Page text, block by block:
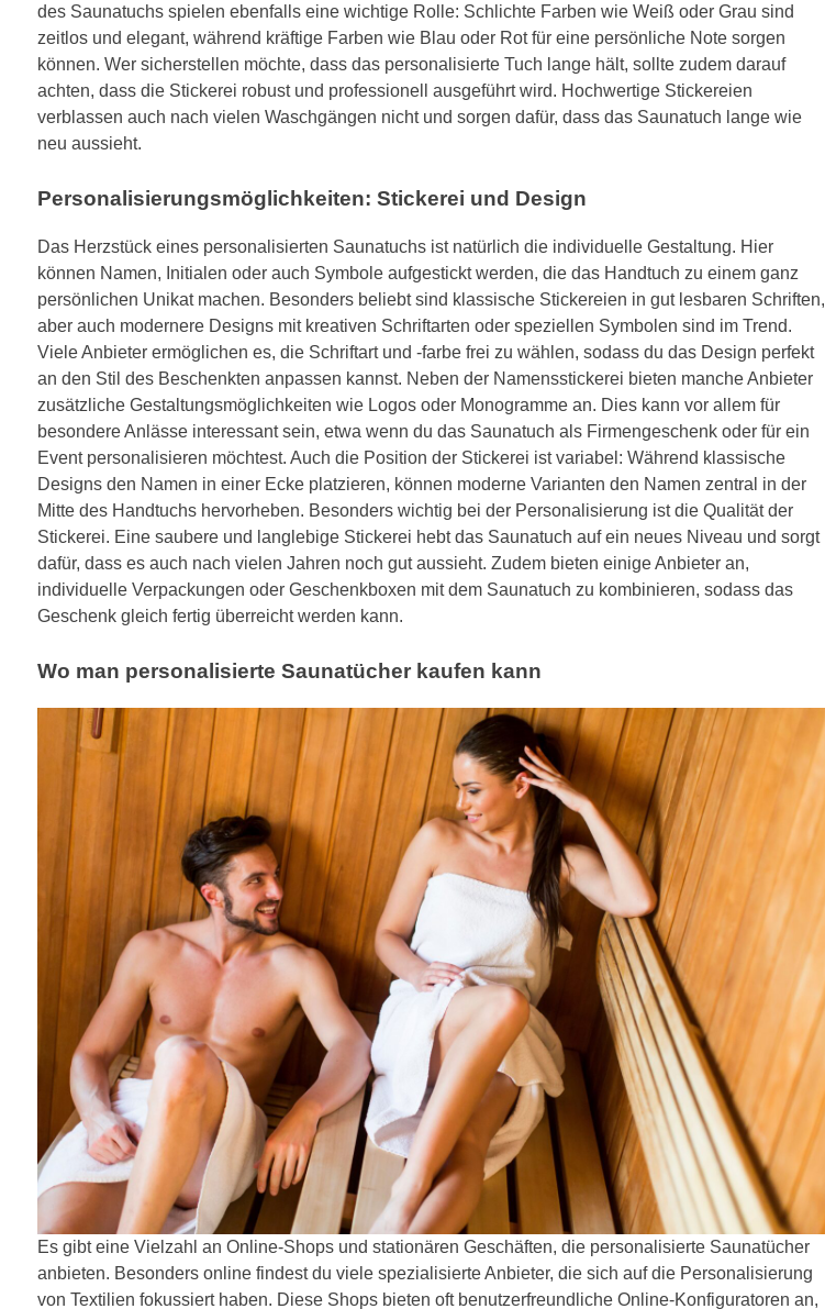
des Saunatuchs spielen ebenfalls eine wichtige Rolle: Schlichte Farben wie Weiß oder Grau sind
zeitlos und elegant, während kräftige Farben wie Blau oder Rot für eine persönliche Note sorgen
können. Wer sicherstellen möchte, dass das personalisierte Tuch lange hält, sollte zudem darauf
achten, dass die Stickerei robust und professionell ausgeführt wird. Hochwertige Stickereien
verblassen auch nach vielen Waschgängen nicht und sorgen dafür, dass das Saunatuch lange wie
neu aussieht.
Personalisierungsmöglichkeiten: Stickerei und Design
Das Herzstück eines personalisierten Saunatuchs ist natürlich die individuelle Gestaltung. Hier
können Namen, Initialen oder auch Symbole aufgestickt werden, die das Handtuch zu einem ganz
persönlichen Unikat machen. Besonders beliebt sind klassische Stickereien in gut lesbaren Schriften,
aber auch modernere Designs mit kreativen Schriftarten oder speziellen Symbolen sind im Trend.
Viele Anbieter ermöglichen es, die Schriftart und -farbe frei zu wählen, sodass du das Design perfekt
an den Stil des Beschenkten anpassen kannst. Neben der Namensstickerei bieten manche Anbieter
zusätzliche Gestaltungsmöglichkeiten wie Logos oder Monogramme an. Dies kann vor allem für
besondere Anlässe interessant sein, etwa wenn du das Saunatuch als Firmengeschenk oder für ein
Event personalisieren möchtest. Auch die Position der Stickerei ist variabel: Während klassische
Designs den Namen in einer Ecke platzieren, können moderne Varianten den Namen zentral in der
Mitte des Handtuchs hervorheben. Besonders wichtig bei der Personalisierung ist die Qualität der
Stickerei. Eine saubere und langlebige Stickerei hebt das Saunatuch auf ein neues Niveau und sorgt
dafür, dass es auch nach vielen Jahren noch gut aussieht. Zudem bieten einige Anbieter an,
individuelle Verpackungen oder Geschenkboxen mit dem Saunatuch zu kombinieren, sodass das
Geschenk gleich fertig überreicht werden kann.
Wo man personalisierte Saunatücher kaufen kann
Es gibt eine Vielzahl an Online-Shops und stationären Geschäften, die personalisierte Saunatücher
anbieten. Besonders online findest du viele spezialisierte Anbieter, die sich auf die Personalisierung
von Textilien fokussiert haben. Diese Shops bieten oft benutzerfreundliche Online-Konfiguratoren an,